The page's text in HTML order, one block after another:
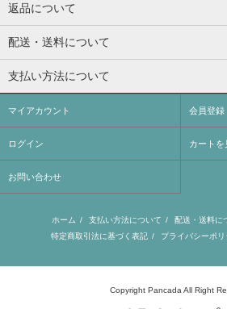
返品について
配送・送料について
支払い方法について
マイアカウント 会員登録
ログイン カートを
お問い合わせ
ホーム / 支払い方法について / 配送・送料に
特定商取引法に基づく表記 / プライバシーポリ
Copyright Pancada All Right